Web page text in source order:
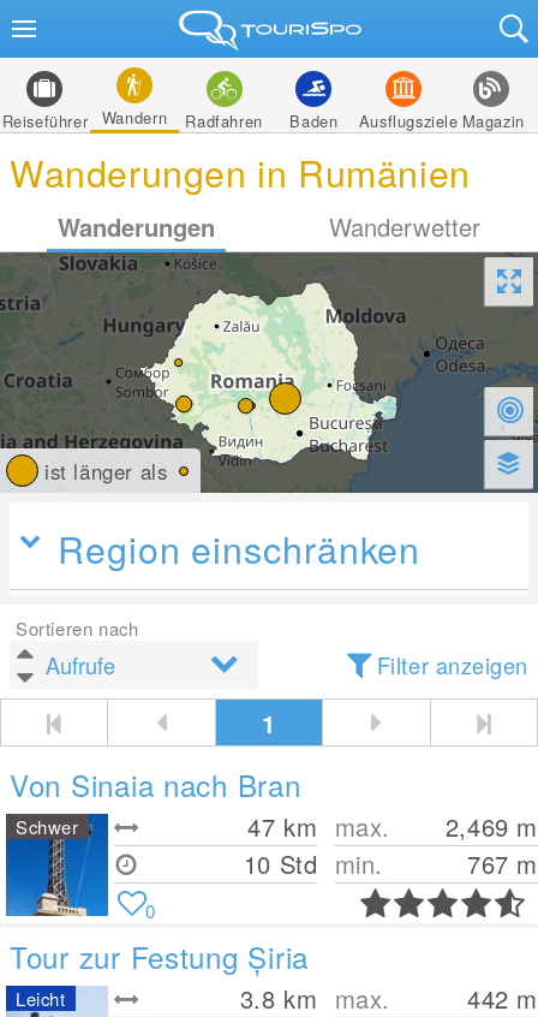
Reiseführer Wandern Radfahren Baden Ausflugsziele Magazin
Wanderungen in Rumänien
Wanderungen Wanderwetter
ist länger als
Region einschränken
Sortieren nach
Filter anzeigen
1
Von Sinaia nach Bran
47 km
10 Std
max. 2,469 m
min.
767 m
Schwer
0
Tour zur Festung Șiria
3.8 km max. 442 m
Leicht